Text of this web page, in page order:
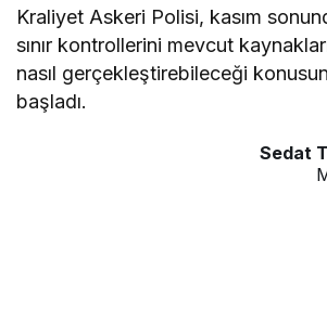
Kraliyet Askeri Polisi, kasım
sınır kontrollerini mevcut
nasıl gerçekleştirebileceği
başladı.
Sedat